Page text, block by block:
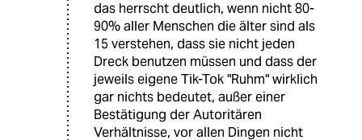
das herrscht deutlich, wenn nicht 80-
90% aller Menschen die älter sind als
15 verstehen, dass sie nicht jeden
Dreck benutzen müssen und dass der
jeweils eigene Tik-Tok "Ruhm" wirklich
gar nichts bedeutet, außer einer
Bestätigung der Autoritären
Verhältnisse, vor allen Dingen nicht